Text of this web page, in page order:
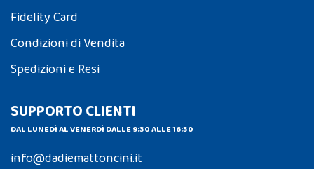
Fidelity Card
Condizioni di Vendita
Spedizioni e Resi
SUPPORTO CLIENTI
DAL LUNEDÌ AL VENERDÌ DALLE 9:30 ALLE 16:30
info@dadiemattoncini.it